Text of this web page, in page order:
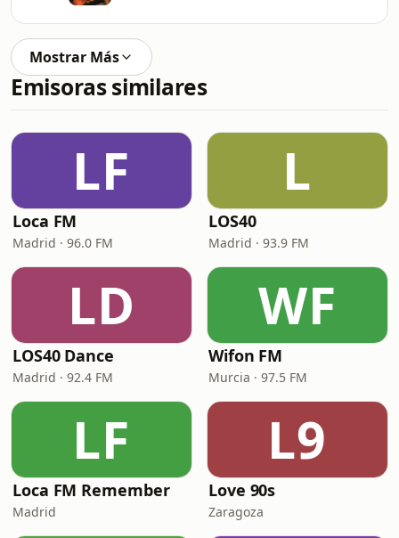
Mostrar Más
Emisoras similares
LF
Loca FM
Madrid · 96.0 FM
L
LOS40
Madrid · 93.9 FM
LD
LOS40 Dance
Madrid · 92.4 FM
WF
Wifon FM
Murcia · 97.5 FM
LF
Loca FM Remember
Madrid
L9
Love 90s
Zaragoza